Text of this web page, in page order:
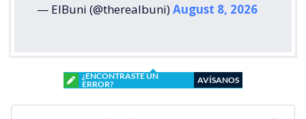
— ElBuni (@therealbuni)August 8, 2026
¿ENCONTRASTE UN
ERROR?
AVÍSANOS